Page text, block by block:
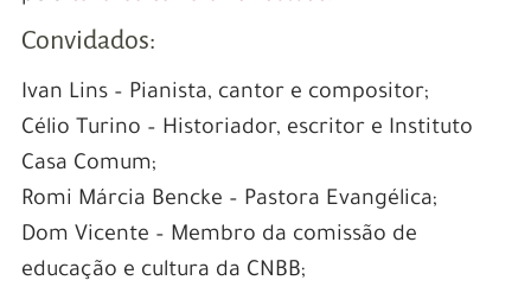
Convidados:
Ivan Lins – Pianista, cantor e compositor;
Célio Turino – Historiador, escritor e Instituto
Casa Comum;
Romi Márcia Bencke – Pastora Evangélica;
Dom Vicente – Membro da comissão de
educação e cultura da CNBB;